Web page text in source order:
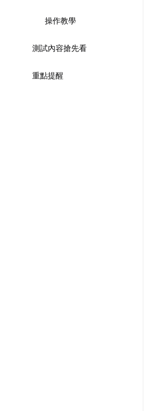
操作教學
測試內容搶先看
重點提醒